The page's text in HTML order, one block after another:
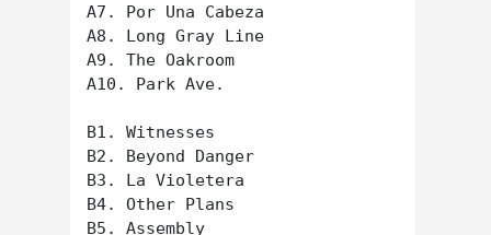
A7. Por Una Cabeza
A8. Long Gray Line
A9. The Oakroom
A10. Park Ave.
B1. Witnesses
B2. Beyond Danger
B3. La Violetera
B4. Other Plans
B5. Assembly